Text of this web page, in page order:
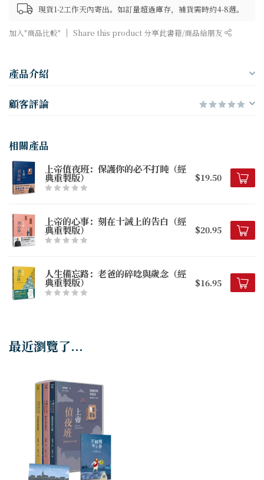
現貨1-2工作天內寄出。如訂量超過庫存，補貨需時約4-8週。
加入"商品比較" Share this product 分享此書籍/商品給朋友
產品介紹
顧客評論
相關產品
上帝值夜班：保護你的必不打盹（經
典重製版） $19.50
上帝的心事：刻在十誡上的告白（經
典重製版） $20.95
人生備忘路：老爸的碎唸與歲念（經
典重製版） $16.95
最近瀏覽了...